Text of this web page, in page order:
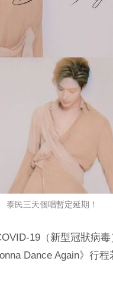
民三天個唱暫定延期！
19（新型冠狀病
Dance Again》行